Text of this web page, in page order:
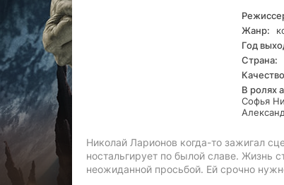
Жанр:
Год
Страна:
В ролях
Софья
Николай Ларионов когда-то зажигал
ностальгирует по былой славе. Жизнь
неожиданной просьбой. Ей срочно